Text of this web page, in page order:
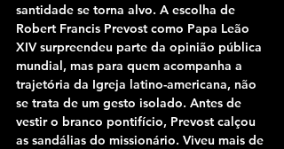
santidade se torna alvo. A escolha de
Robert Francis Prevost como Papa Leão
XIV surpreendeu parte da opinião pública
mundial, mas para quem acompanha a
trajetória da Igreja latino-americana, não
se trata de um gesto isolado. Antes de
vestir o branco pontifício, Prevost calçou
as sandálias do missionário. Viveu mais de